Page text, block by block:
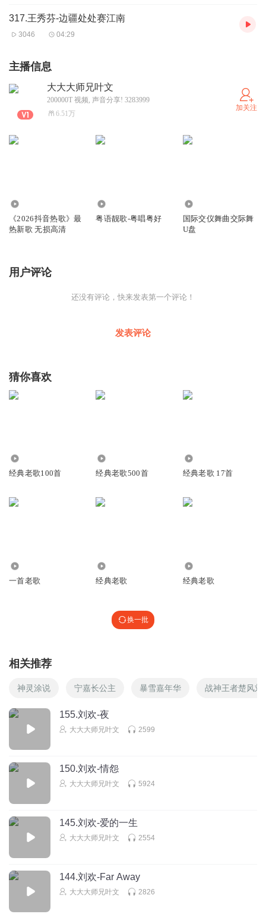
317.王秀芬-边疆处处赛江南
3046 04:29
主播信息
大大大师兄叶文
200000T 视频, 声音分享! 3283999
6.51万
加关注
《2026抖音热歌》最
热新歌 无损高清
粤语靓歌-粤唱粤好
国际交仪舞曲交际舞
U盘
用户评论
还没有评论，快来发表第一个评论！
发表评论
猜你喜欢
经典老歌100首 经典老歌500首 经典老歌 17首
一首老歌 经典老歌 经典老歌
换一批
相关推荐
神灵涂说 宁嘉长公主 暴雪嘉年华 战神王者楚风刘
155.刘欢-夜
大大大师兄叶文 2599
150.刘欢-情怨
大大大师兄叶文 5924
145.刘欢-爱的一生
大大大师兄叶文 2554
144.刘欢-Far Away
大大大师兄叶文 2826